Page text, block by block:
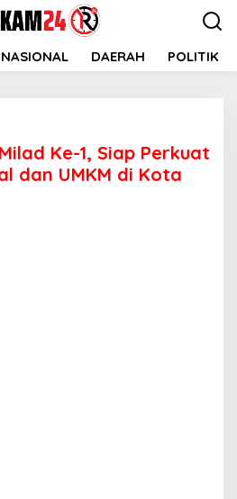
NASIONAL DAERAH POLITIK
Ke-1, Siap Perkuat
dan UMKM di Kota